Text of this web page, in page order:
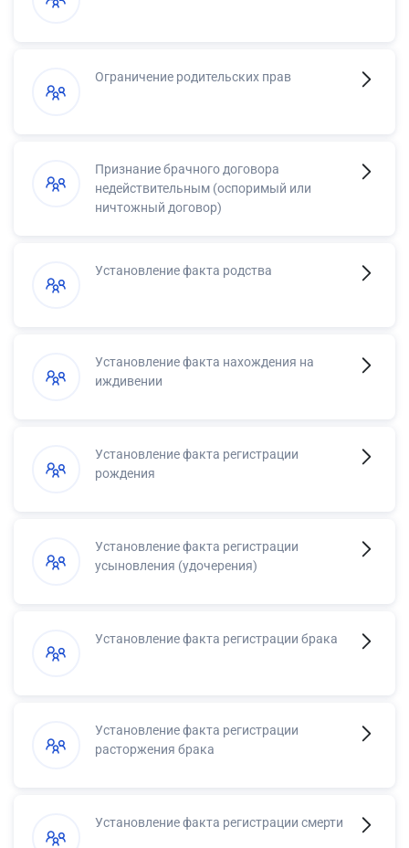
Ограничение родительских прав
Признание брачного договора
недействительным (оспоримый или
ничтожный договор)
Установление факта родства
Установление факта нахождения на
иждивении
Установление факта регистрации
рождения
Установление факта регистрации
усыновления (удочерения)
Установление факта регистрации брака
Установление факта регистрации
расторжения брака
Установление факта регистрации смерти